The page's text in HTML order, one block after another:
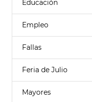
Educación
Empleo
Fallas
Feria de Julio
Mayores